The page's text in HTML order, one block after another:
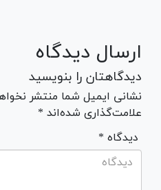
ارسال دیدگاه
دیدگاهتان را بنویسید
نشانی ایمیل شما منتشر
علامت‌گذاری شده‌اند *
* دیدگاه